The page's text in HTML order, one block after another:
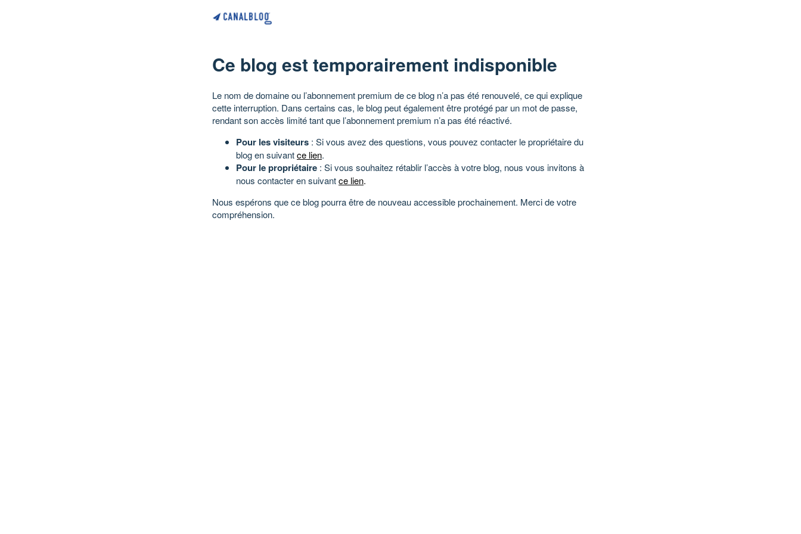
Ce blog est temporairement indisponible
Le nom de domaine ou l’abonnement premium de ce blog n’a pas été renouvelé, ce qui explique
cette interruption. Dans certains cas, le blog peut également être protégé par un mot de passe,
rendant son accès limité tant que l’abonnement premium n’a pas été réactivé.
Pour les visiteurs : Si vous avez des questions, vous pouvez contacter le propriétaire du
blog en suivantce lien.
Pour le propriétaire : Si vous souhaitez rétablir l’accès à votre blog, nous vous invitons à
nous contacter en suivantce lien.
Nous espérons que ce blog pourra être de nouveau accessible prochainement. Merci de votre
compréhension.